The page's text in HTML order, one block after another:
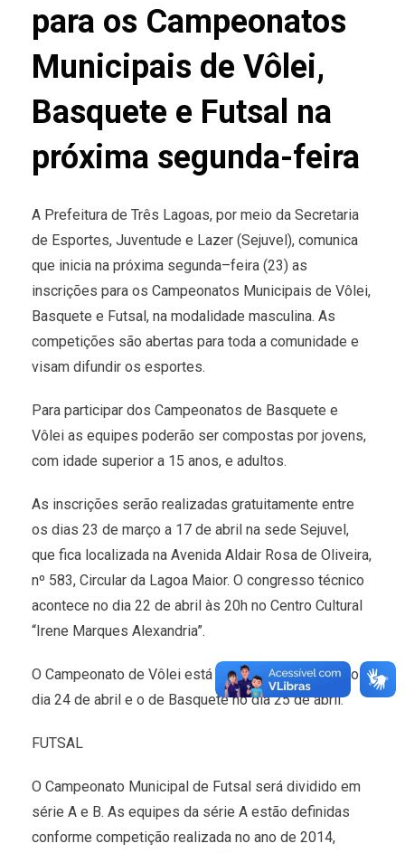
para os Campeonatos
Municipais de Vôlei,
Basquete e Futsal na
próxima segunda-feira
A Prefeitura de Três Lagoas, por meio da Secretaria
de Esportes, Juventude e Lazer (Sejuvel), comunica
que inicia na próxima segunda–feira (23) as
inscrições para os Campeonatos Municipais de Vôlei,
Basquete e Futsal, na modalidade masculina. As
competições são abertas para toda a comunidade e
visam difundir os esportes.
Para participar dos Campeonatos de Basquete e
Vôlei as equipes poderão ser compostas por jovens,
com idade superior a 15 anos, e adultos.
As inscrições serão realizadas gratuitamente entre
os dias 23 de março a 17 de abril na sede Sejuvel,
que fica localizada na Avenida Aldair Rosa de Oliveira,
nº 583, Circular da Lagoa Maior. O congresso técnico
acontece no dia 22 de abril às 20h no Centro Cultural
“Irene Marques Alexandria”.
O Campeonato de Vôlei está previsto para iniciar no
dia 24 de abril e o de Basquete no dia 25 de abril.
FUTSAL
O Campeonato Municipal de Futsal será dividido em
série A e B. As equipes da série A estão definidas
conforme competição realizada no ano de 2014,